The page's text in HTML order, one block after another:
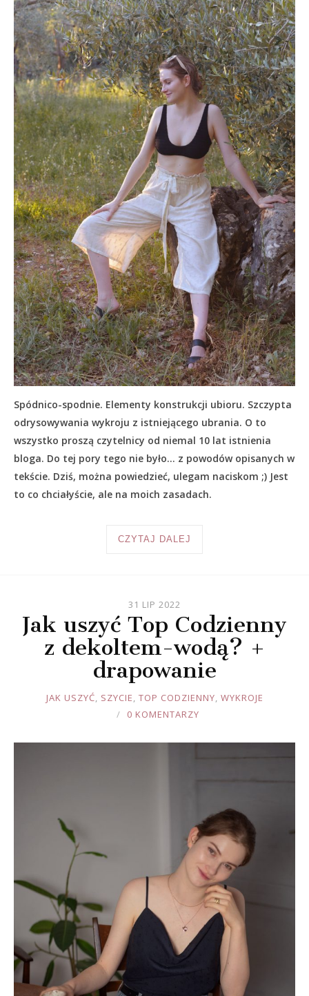
Spódnico-spodnie. Elementy konstrukcji ubioru. Szczypta
odrysowywania wykroju z istniejącego ubrania. O to
wszystko proszą czytelnicy od niemal 10 lat istnienia
bloga. Do tej pory tego nie było… z powodów opisanych w
tekście. Dziś, można powiedzieć, ulegam naciskom ;) Jest
to co chciałyście, ale na moich zasadach.
CZYTAJ DALEJ
31 LIP 2022
Jak uszyć Top Codzienny
z dekoltem-wodą? +
drapowanie
JOULE
JAK USZYĆ, SZYCIE, TOP CODZIENNY, WYKROJE
0 KOMENTARZY